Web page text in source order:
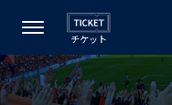
チケット